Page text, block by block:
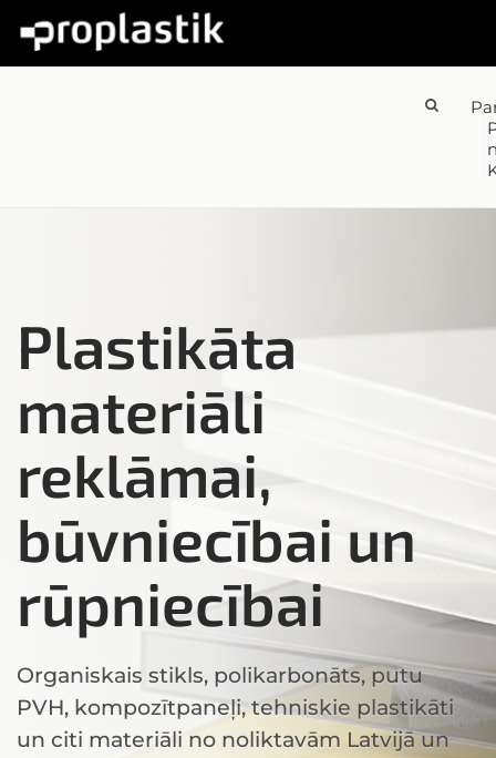
Plastikāta
materiāli
reklāmai,
būvniecībai un
rūpniecībai
Organiskais stikls, polikarbonāts, putu
PVH, kompozītpaneļi, tehniskie plastikāti
un citi materiāli no noliktavām Latvijā un